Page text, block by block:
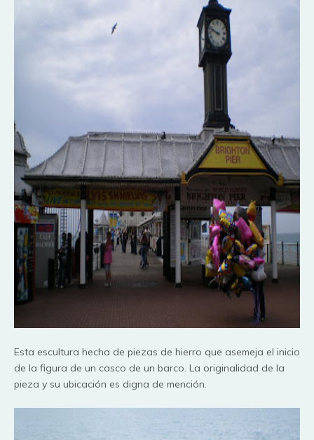
Esta escultura hecha de piezas de hierro que asemeja el inicio
de la figura de un casco de un barco. La originalidad de la
pieza y su ubicación es digna de mención.